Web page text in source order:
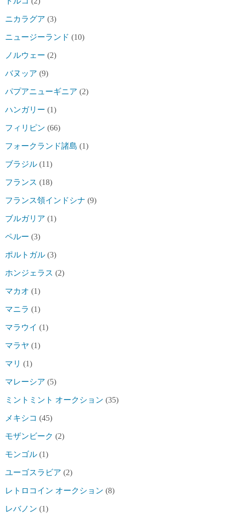
ニカラグア (3)
ニュージーランド (10)
ノルウェー (2)
バヌッア (9)
パプアニューギニア (2)
ハンガリー (1)
フィリピン (66)
フォークランド諸島 (1)
ブラジル (11)
フランス (18)
フランス領インドシナ (9)
ブルガリア (1)
ペルー (3)
ポルトガル (3)
ホンジェラス (2)
マカオ (1)
マニラ (1)
マラウイ (1)
マラヤ (1)
マリ (1)
マレーシア (5)
ミントミント オークション (35)
メキシコ (45)
モザンビーク (2)
モンゴル (1)
ユーゴスラビア (2)
レトロコイン オークション (8)
レバノン (1)